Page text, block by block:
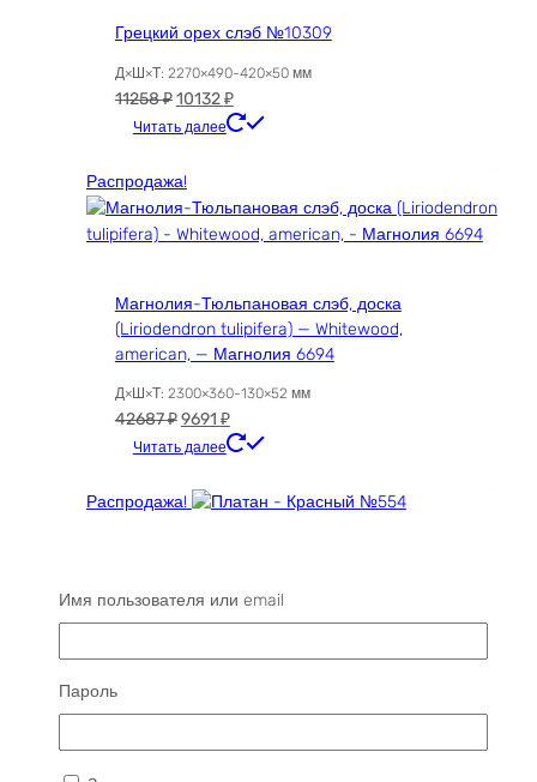
Грецкий орех слэб №10309
Д×Ш×Т: 2270×490-420×50 мм
11258₽Первоначальная
цена
11258 ₽.
10132₽Текущая
цена:
Читать далее
Распродажа!
Магнолия-Тюльпановая слэб, доска
(Liriodendron tulipifera) — Whitewood,
american, — Магнолия 6694
Д×Ш×Т: 2300×360-130×52 мм
42687₽Первоначальная
цена
42687 ₽.
9691 ₽Текущая
цена:
Читать далее
Распродажа!
Д×Ш×Т: 2500×800-810×80 мм
цена
31556 ₽.
цена:
Читать далее
Распродажа!
Имя пользователя или email
Пароль